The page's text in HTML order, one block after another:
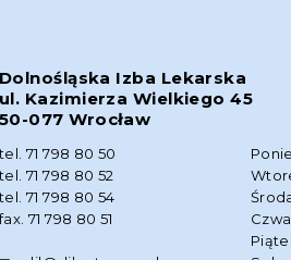
Dolnośląska Izba Lekarska
ul. Kazimierza Wielkiego 45
50-077 Wrocław
tel. 71 798 80 50
tel. 71 798 80 52
tel. 71 798 80 54
fax. 71 798 80 51